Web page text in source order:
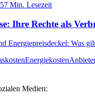
7 Min. Lesezeit
Ihre Rechte als
Energiepreisdeckel: Was
Energiekosten
Medien: